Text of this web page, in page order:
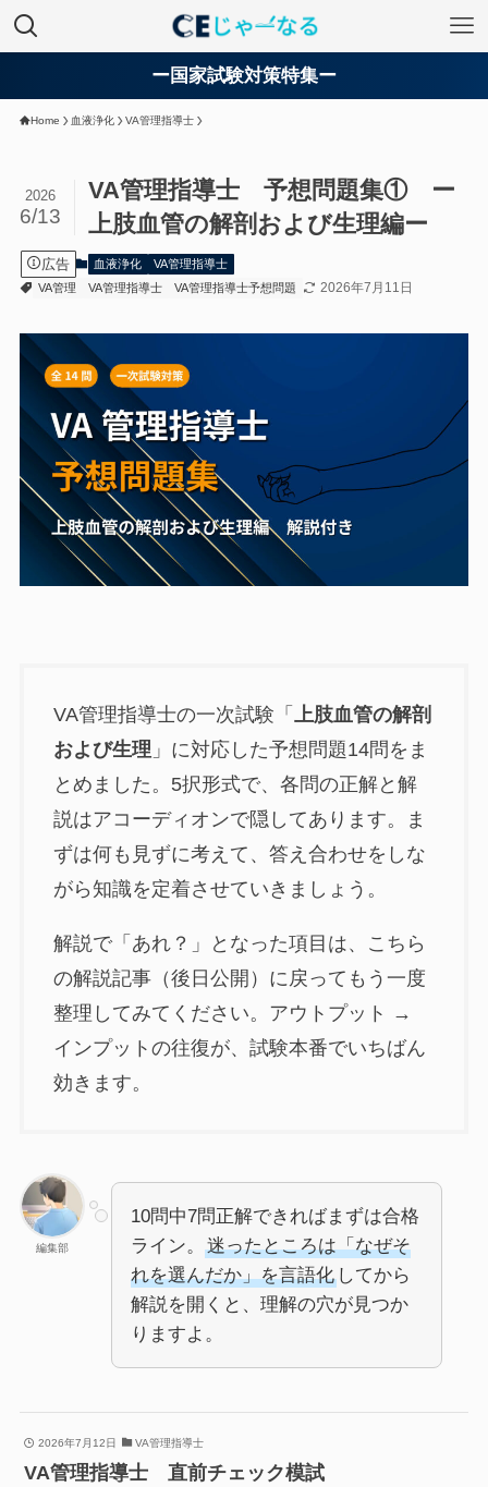
ー国家試験対策特集ー
Home 血液浄化 VA管理指導士
VA管理指導士 予想問題集① ー
上肢血管の解剖および生理編ー
2026
6/13
広告 血液浄化
VA管理指導士
VA管理
VA管理指導士 VA管理指導士予想問題 2026年7月11日
VA管理指導士の一次試験「 上肢血管の解剖
および生理 」に対応した予想問題14問をま
とめました。5択形式で、各問の正解と解
説はアコーディオンで隠してあります。ま
ずは何も見ずに考えて、答え合わせをしな
がら知識を定着させていきましょう。
解説で「あれ？」となった項目は、こちら
の解説記事（後日公開）に戻ってもう一度
整理してみてください。アウトプット →
インプットの往復が、試験本番でいちばん
効きます。
編集部
10問中7問正解できればまずは合格
ライン。
迷ったところは「なぜそ
れを選んだか」を言語化してから
解説を開くと、理解の穴が見つか
りますよ。
2026年7月12日 VA管理指導士
VA管理指導士 直前チェック模試